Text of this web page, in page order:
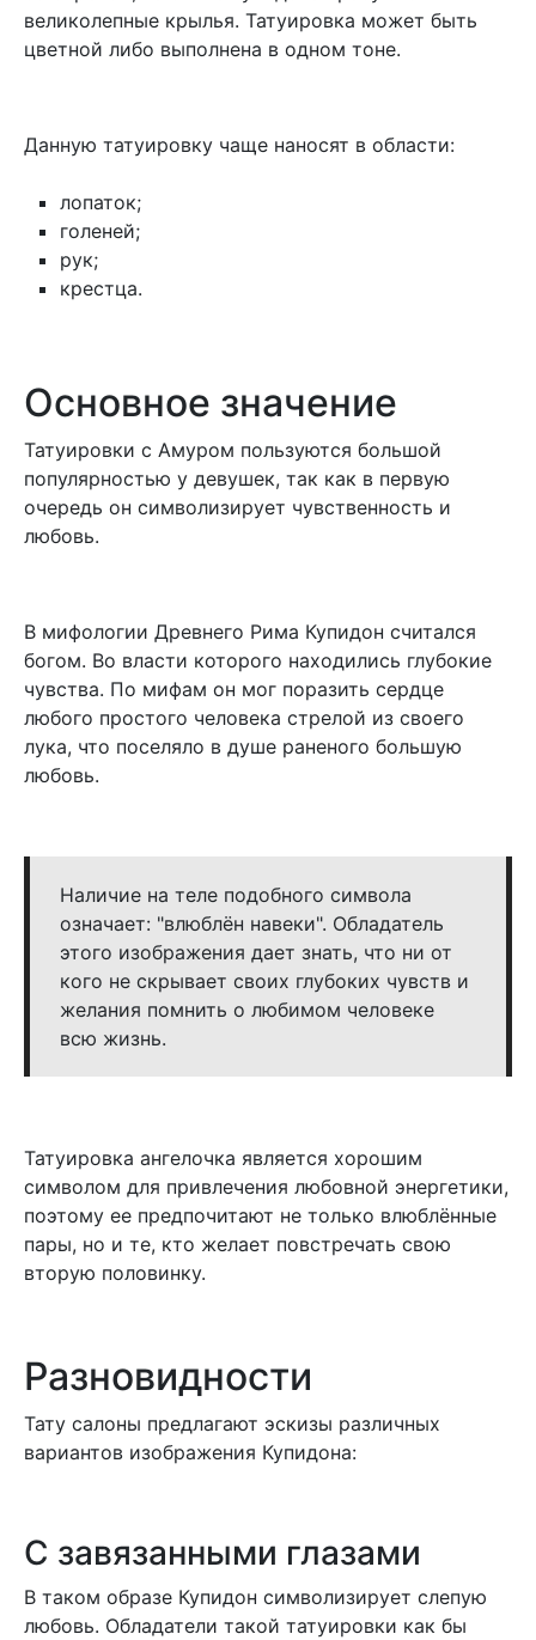
великолепные крылья. Татуировка может быть
цветной либо выполнена в одном тоне.
Данную татуировку чаще наносят в области:
лопаток;
голеней;
рук;
крестца.
Основное значение
Татуировки с Амуром пользуются большой
популярностью у девушек, так как в первую
очередь он символизирует чувственность и
любовь.
В мифологии Древнего Рима Купидон считался
богом. Во власти которого находились глубокие
чувства. По мифам он мог поразить сердце
любого простого человека стрелой из своего
лука, что поселяло в душе раненого большую
любовь.
Наличие на теле подобного символа
означает: "влюблён навеки". Обладатель
этого изображения дает знать, что ни от
кого не скрывает своих глубоких чувств и
желания помнить о любимом человеке
всю жизнь.
Татуировка ангелочка является хорошим
символом для привлечения любовной энергетики,
поэтому ее предпочитают не только влюблённые
пары, но и те, кто желает повстречать свою
вторую половинку.
Разновидности
Тату салоны предлагают эскизы различных
вариантов изображения Купидона:
С завязанными глазами
В таком образе Купидон символизирует слепую
любовь. Обладатели такой татуировки как бы